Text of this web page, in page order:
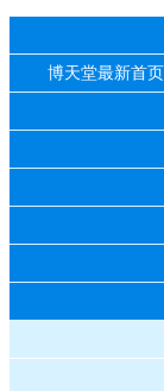
博天堂最新首页